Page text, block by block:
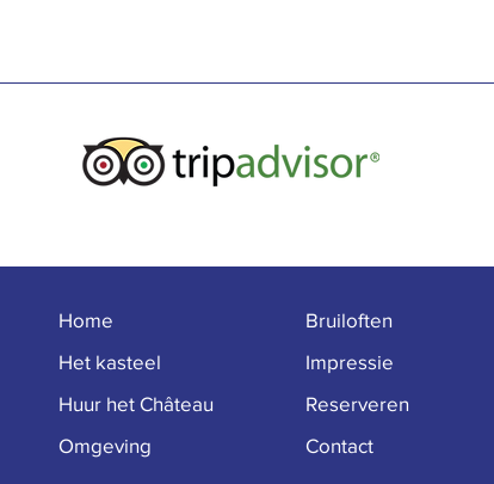
Home
Het kasteel
Huur het Château
Omgeving
Bruiloften
Impressie
Reserveren
Contact